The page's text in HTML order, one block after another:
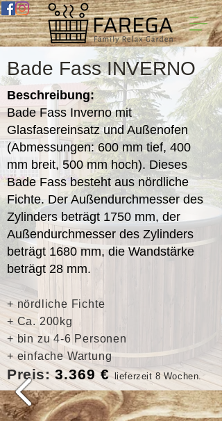
Bade Fass INVERNO
Beschreibung:
Bade Fass Inverno mit
Glasfasereinsatz und Außenofen
(Abmessungen: 600 mm tief, 400
mm breit, 500 mm hoch). Dieses
Bade Fass besteht aus nördliche
Fichte. Der Außendurchmesser des
Zylinders beträgt 1750 mm, der
Außendurchmesser des Zylinders
beträgt 1680 mm, die Wandstärke
beträgt 28 mm.
+ nördliche Fichte
+ Ca. 200kg
+ bin zu 4-6 Personen
+ einfache Wartung
Preis:3.369 € lieferzeit 8 Wochen.